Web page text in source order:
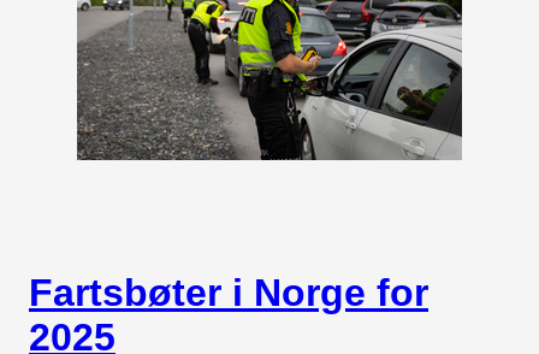
Fartsbøter i Norge for
2025